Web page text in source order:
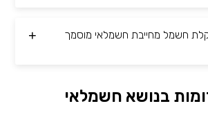
חשמל מחייבת חשמלאי מוסמך
בנושא חשמלאי